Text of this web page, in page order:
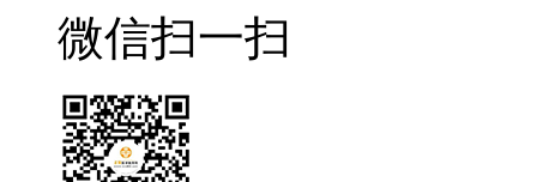
微信扫一扫